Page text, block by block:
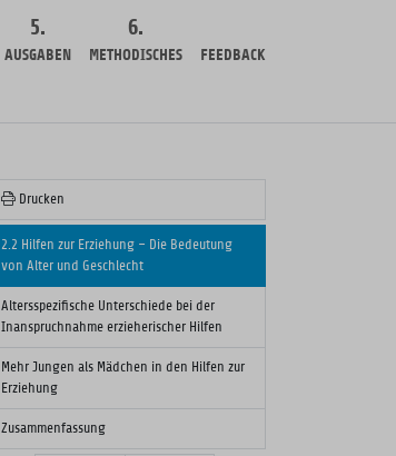
5.
AUSGABEN
6.
METHODISCHES FEEDBACK
Drucken
2.2 Hilfen zur Erziehung – Die Bedeutung
von Alter und Geschlecht
Altersspezifische Unterschiede bei der
Inanspruchnahme erzieherischer Hilfen
Mehr Jungen als Mädchen in den Hilfen zur
Erziehung
Zusammenfassung